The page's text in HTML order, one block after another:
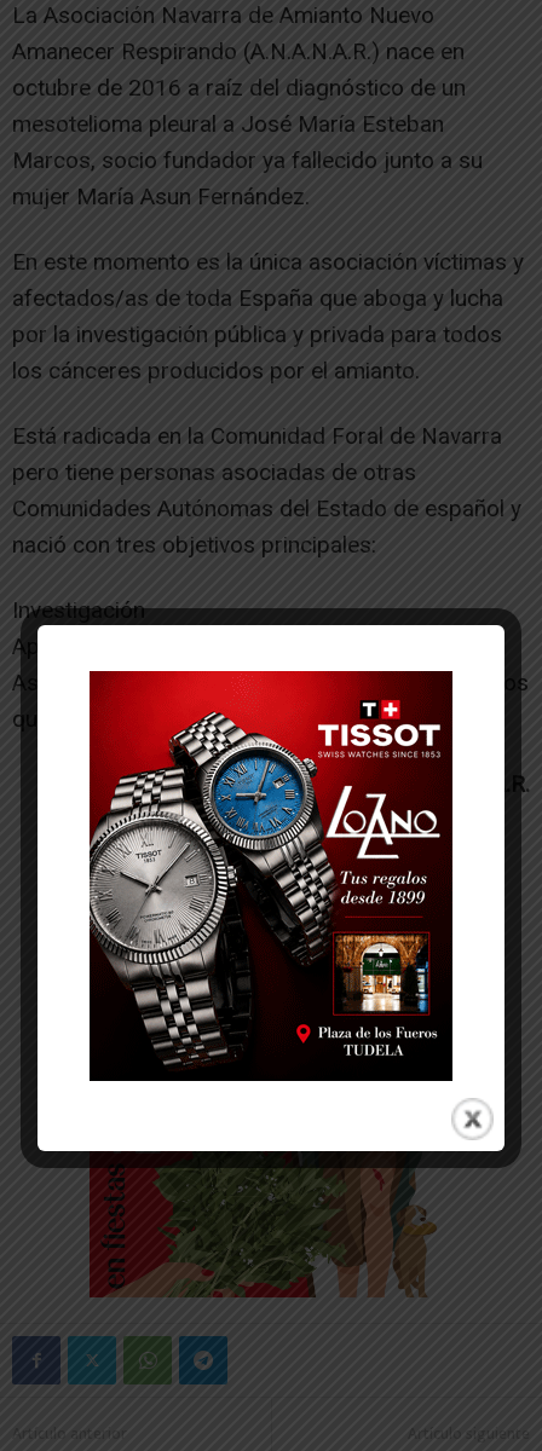
La Asociación Navarra de Amianto Nuevo
Amanecer Respirando (A.N.A.N.A.R.) nace en
octubre de 2016 a raíz del diagnóstico de un
mesotelioma pleural a José María Esteban
Marcos, socio fundador ya fallecido junto a su
mujer María Asun Fernández.
En este momento es la única asociación víctimas y
afectados/as de toda España que aboga y lucha
por la investigación pública y privada para todos
los cánceres producidos por el amianto.
Está radicada en la Comunidad Foral de Navarra
pero tiene personas asociadas de otras
Comunidades Autónomas del Estado de español y
nació con tres objetivos principales:
Investigación
Apoyo a la víctima y a la familia
Asesoramiento para indemnizaciones de los casos
que pueda haber de España y Estados Unidos
Asociación Navarra de Amianto A.N.A.N.A.R.
-- Publicidad --
Artículo anterior Artículo siguiente